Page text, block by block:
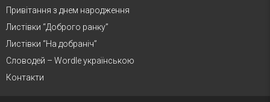
Привітання з днем народження
Листівки “Доброго ранку”
Листівки “На добраніч”
Словодей – Wordle українською
Контакти